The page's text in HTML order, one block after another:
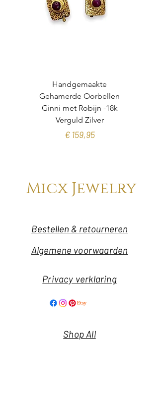
Een perfect sieraad voor liefhebbers
van handgemaakte sieraden,
Handgemaakte
Gehamerde Oorbellen
Ginni met Robijn -18k
Verguld Zilver
Prijs
€ 159,95
Micx Jewelry
Bestellen & retourneren
Algemene voorwaarden
Privacy verklaring
Shop All